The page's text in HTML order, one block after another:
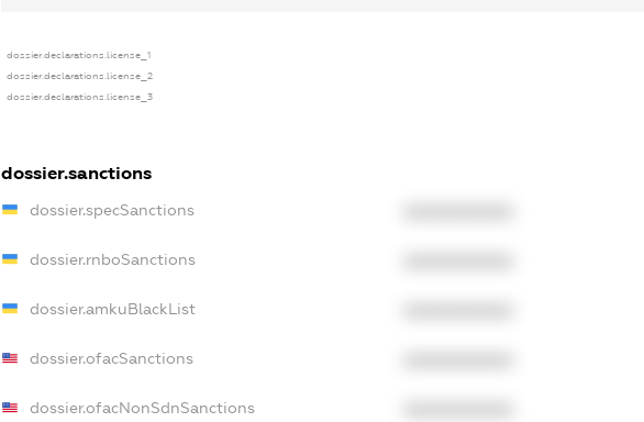
dossier.declarations.license_1
dossier.declarations.license_2
dossier.declarations.license_3
dossier.sanctions
dossier.specSanctions
dossier.rnboSanctions
dossier.amkuBlackList
dossier.ofacSanctions
dossier.ofacNonSdnSanctions